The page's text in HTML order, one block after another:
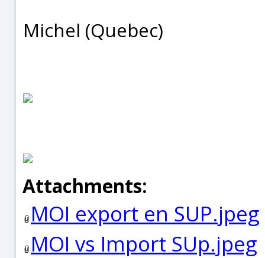
Michel (Quebec)
Attachments:
MOI export en SUP.jpeg
MOI vs Import SUp.jpeg